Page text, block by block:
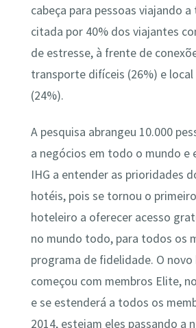
cabeça para pessoas viajando
citada por 40% dos viajantes
de estresse, à frente de
transporte difíceis (26%) e
(24%).
A pesquisa abrangeu 10.000
a negócios em todo o mundo e
IHG a entender as prioridades
hotéis, pois se tornou o
hoteleiro a oferecer acesso
no mundo todo, para todos os
programa de fidelidade. O novo
começou com membros Elite,
e se estenderá a todos os
2014, estejam eles passando a